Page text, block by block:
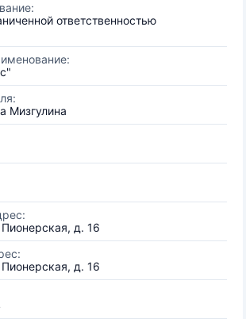
ответственностью
Мизгулина
д. 16
д. 16